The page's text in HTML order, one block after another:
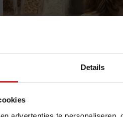
Details
Van Erewhon tot Upfront:
supermarkt het nieuwe
Waarom foodretail steeds meer